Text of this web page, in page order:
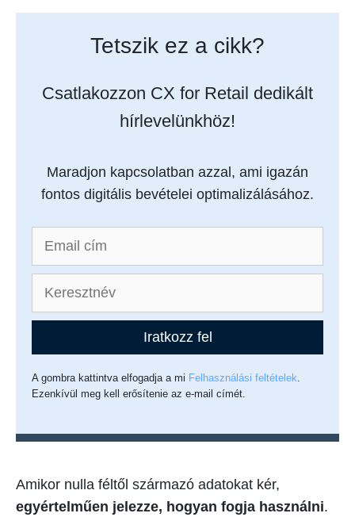
Tetszik ez a cikk?
Csatlakozzon CX for Retail dedikált
hírlevelünkhöz!
Maradjon kapcsolatban azzal, ami igazán
fontos digitális bevételei optimalizálásához.
Iratkozz fel
A gombra kattintva elfogadja a mi Felhasználási feltételek
Ezenkívül meg kell erősítenie az e-mail címét.
Amikor nulla féltől származó adatokat kér,
egyértelműen jelezze, hogyan fogja használni.